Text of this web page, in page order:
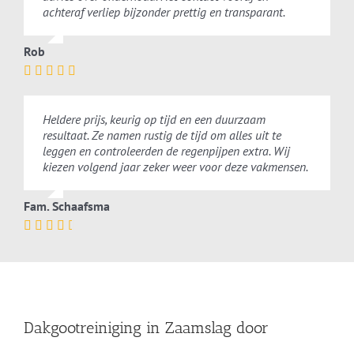
achteraf verliep bijzonder prettig en transparant.
Rob
Heldere prijs, keurig op tijd en een duurzaam
resultaat. Ze namen rustig de tijd om alles uit te
leggen en controleerden de regenpijpen extra. Wij
kiezen volgend jaar zeker weer voor deze vakmensen.
Fam. Schaafsma
Dakgootreiniging in Zaamslag door